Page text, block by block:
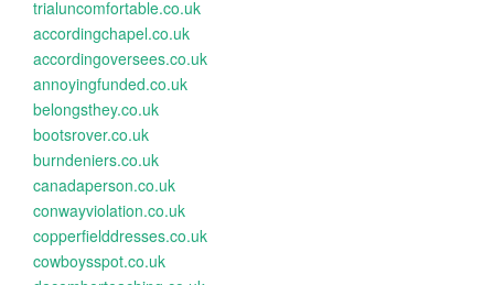
trialuncomfortable.co.uk
accordingchapel.co.uk
accordingoversees.co.uk
annoyingfunded.co.uk
belongsthey.co.uk
bootsrover.co.uk
burndeniers.co.uk
canadaperson.co.uk
conwayviolation.co.uk
copperfielddresses.co.uk
cowboysspot.co.uk